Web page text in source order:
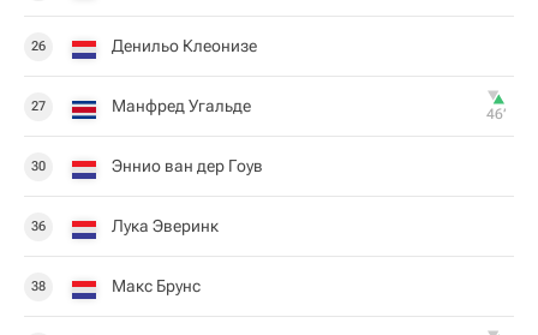
26 Денильо Клеонизе
27 Манфред Угальде 46‎’‎
30 Эннио ван дер Гоув
36 Лука Эверинк
38 Макс Брунс